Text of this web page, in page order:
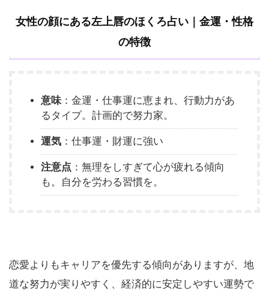
女性の顔にある左上唇のほくろ占い｜金運・性格
の特徴
意味：金運・仕事運に恵まれ、行動力があ
るタイプ。計画的で努力家。
運気 ：仕事運・財運に強い
注意点 ：無理をしすぎて心が疲れる傾向
も。自分を労わる習慣を。
恋愛よりもキャリアを優先する傾向がありますが、地
道な努力が実りやすく、経済的に安定しやすい運勢で